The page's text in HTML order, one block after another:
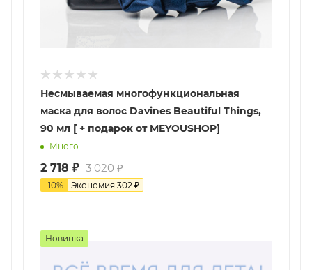
Несмываемая многофункциональная
маска для волос Davines Beautiful Things,
90 мл [ + подарок от MEYOUSHOP]
Много
2 718 ₽ 3 020 ₽
-10% Экономия 302 ₽
Новинка